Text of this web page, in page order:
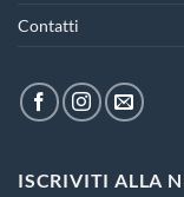
Contatti
ISCRIVITI ALLA